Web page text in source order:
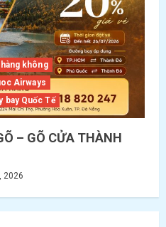
không
Airways
bay Quốc Tế
– GÕ CỬA THÀNH
2026